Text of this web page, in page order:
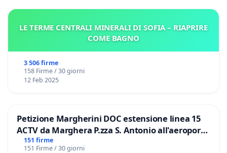
LE TERME CENTRALI MINERALI DI SOFIA – RIAPRIRE
COME BAGNO
3 506 firme
158 Firme / 30 giorni
12 Feb 2025
Petizione Margherini DOC estensione linea 15
ACTV da Marghera P.zza S. Antonio all'aeroporto
Marco Polo tariffa a € 1,50
151 firme
151 Firme / 30 giorni